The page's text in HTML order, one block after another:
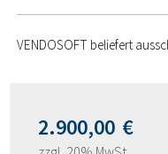
VENDOSOFT beliefert
2.900,00 €